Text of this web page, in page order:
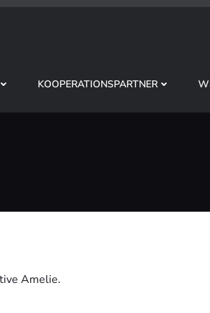
KOOPERATIONSPARTNER
Amelie.